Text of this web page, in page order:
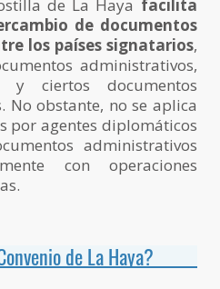
de La Haya facilita
de documentos
los países signatarios,
administrativos,
y ciertos documentos
No obstante, no se aplica
por agentes diplomáticos
administrativos
con operaciones
de La Haya?